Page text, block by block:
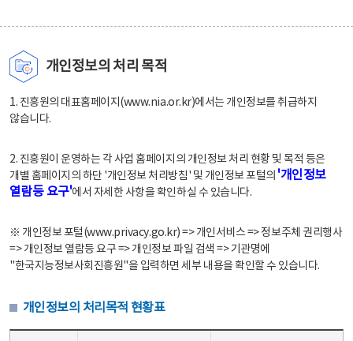
개인정보의 처리 목적
1. 진흥원의 대표홈페이지(www.nia.or.kr)에서는 개인정보를 취급하지
않습니다.
2. 진흥원이 운영하는 각 사업 홈페이지의 개인정보 처리 현황 및 목적 등은
개별 홈페이지의 하단 '개인정보 처리방침' 및 개인정보 포털의 '개인정보
열람등 요구'에서 자세한 사항을 확인하실 수 있습니다.
※ 개인정보 포털(www.privacy.go.kr) => 개인서비스 => 정보주체 권리행사
=> 개인정보 열람등 요구 => 개인정보 파일 검색 => 기관명에
"한국지능정보사회진흥원"을 입력하면 세부 내용을 확인할 수 있습니다.
개인정보의 처리목적 현황표